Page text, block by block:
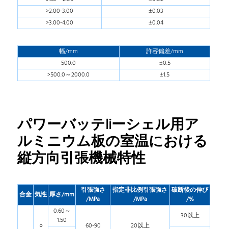
>2.00-3.00
±0.03
>3.00-4.00
±0.04
幅/mm
許容偏差/mm
500.0
±0.5
>500.0～2000.0
±1.5
パワーバッテliーシェル用ア
ルミニウム板の室温における
縦方向引張機械特性
合金 気性 厚さ/mm
引張強さ
/MPa
指定非比例引張強さ
/MPa
破断後の伸び
/%
○
0.60～
1.50
60-90 20以上
30以上